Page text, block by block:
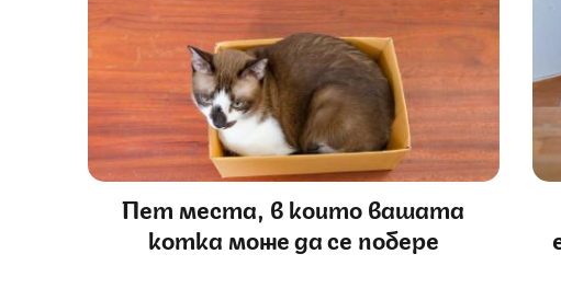
Пет места, в които вашата
котка може да се побере